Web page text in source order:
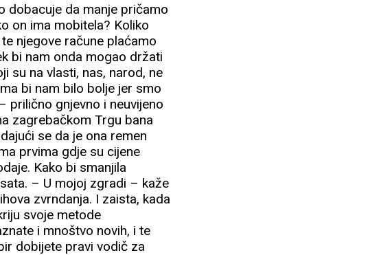
dobacuje da manje pričamo
on ima mobitela? Koliko
njegove račune plaćamo
bi nam onda mogao držati
su na vlasti, nas, narod, ne
bi nam bilo bolje jer smo
prilično gnjevno i neuvijeno
zagrebačkom Trgu bana
se da je ona remen
prvima gdje su cijene
Kako bi smanjila
– U mojoj zgradi – kaže
zvrndanja. I zaista, kada
svoje metode
i mnoštvo novih, i te
dobijete pravi vodič za